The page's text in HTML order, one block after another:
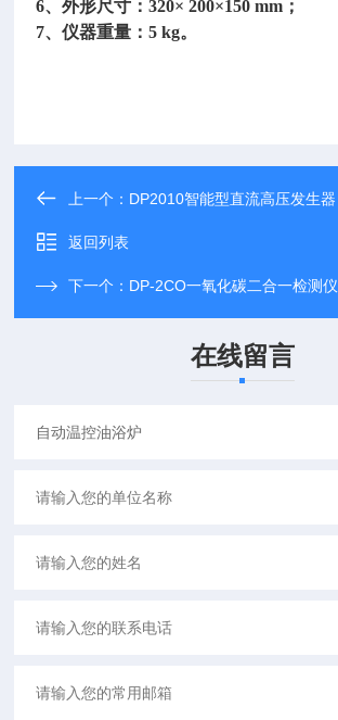
6、外形尺寸：320× 200×150 mm；
7、仪器重量：5 kg。
上一个： DP2010智能型直流高压发生器
返回列表
下一个： DP-2CO一氧化碳二合一检测仪
在线留言